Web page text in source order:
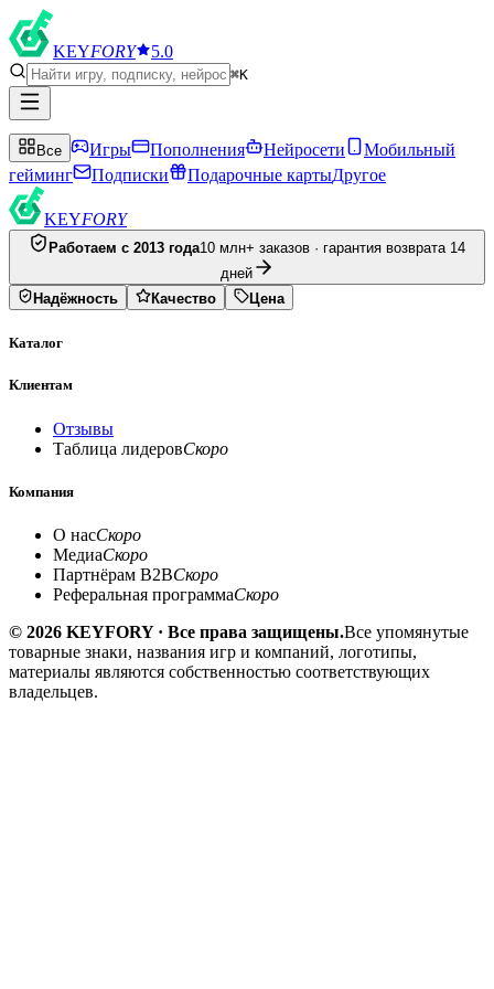
KEYFORY 5.0
⌘K
Все Игры Пополнения Нейросети
Мобильный
гейминг
Подписки Подарочные картыДругое
KEYFORY
Работаем с 2013 года10 млн+ заказов · гарантия возврата 14
дней
Надёжность
Качество Цена
Каталог
Клиентам
Отзывы
Таблица лидеровСкоро
Компания
О насСкоро
МедиаСкоро
Партнёрам B2BСкоро
Реферальная программаСкоро
© 2026 KEYFORY · Все права защищены.Все упомянутые
товарные знаки, названия игр и компаний, логотипы,
материалы являются собственностью соответствующих
владельцев.